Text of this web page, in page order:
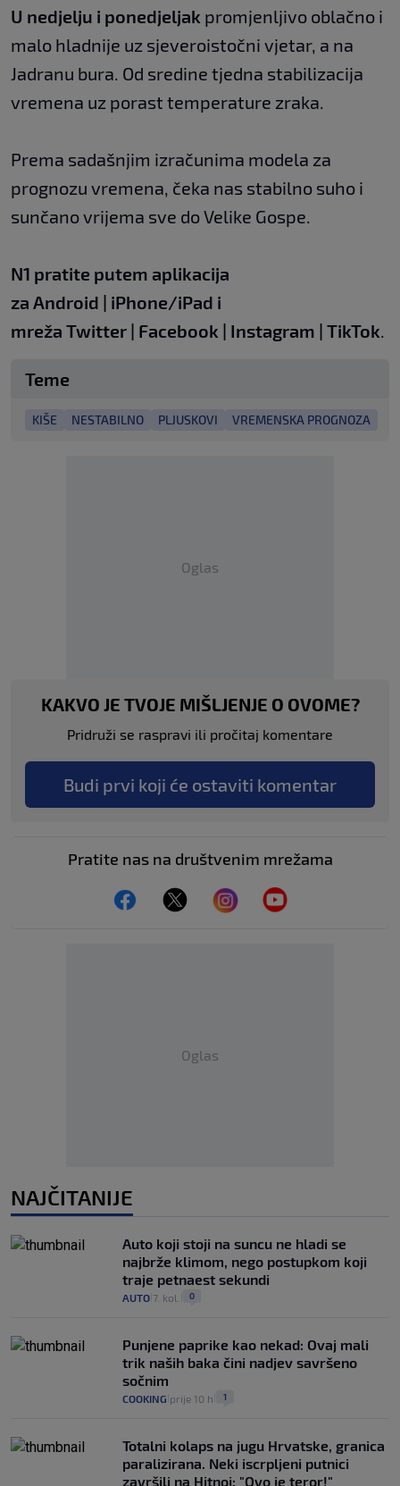
U nedjelju i ponedjeljak promjenljivo oblačno i
malo hladnije uz sjeveroistočni vjetar, a na
Jadranu bura. Od sredine tjedna stabilizacija
vremena uz porast temperature zraka.
Prema sadašnjim izračunima modela za
prognozu vremena, čeka nas stabilno suho i
sunčano vrijema sve do Velike Gospe.
N1 pratite putem aplikacija
za Android | iPhone/iPad i
mreža Twitter | Facebook | Instagram | TikTok.
Teme
KIŠE NESTABILNO PLJUSKOVI VREMENSKA PROGNOZA
Oglas
KAKVO JE TVOJE MIŠLJENJE O OVOME?
Pridruži se raspravi ili pročitaj komentare
Budi prvi koji će ostaviti komentar
Pratite nas na društvenim mrežama
Oglas
NAJČITANIJE
Auto koji stoji na suncu ne hladi se
najbrže klimom, nego postupkom koji
traje petnaest sekundi
AUTO 7. kol. 0
Punjene paprike kao nekad: Ovaj mali
trik naših baka čini nadjev savršeno
sočnim
COOKING prije 10 h 1
Totalni kolaps na jugu Hrvatske, granica
paralizirana. Neki iscrpljeni putnici
završili na Hitnoj: "Ovo je teror!"